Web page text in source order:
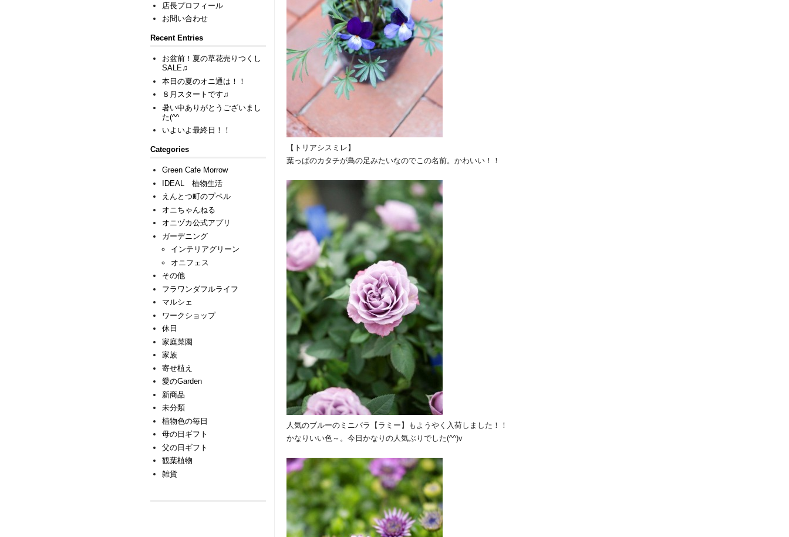
【トリアシスミレ】
葉っぱのカタチが鳥の足みたいなのでこの名前。かわいい！！
人気のブルーのミニバラ【ラミー】もようやく入荷しました！！
かなりいい色～。今日かなりの人気ぶりでした(^^)v
店長プロフィール
お問い合わせ
Recent Entries
お盆前！夏の草花売りつくし
SALE♫
本日の夏のオニ通は！！
８月スタートです♫
暑い中ありがとうございまし
た(^^ゞ
いよいよ最終日！！
Categories
Green Cafe Morrow
IDEAL 植物生活
えんとつ町のプペル
オニちゃんねる
オニヅカ公式アプリ
ガーデニング
インテリアグリーン
オニフェス
その他
フラワンダフルライフ
マルシェ
ワークショップ
休日
家庭菜園
家族
寄せ植え
愛のGarden
新商品
未分類
植物色の毎日
母の日ギフト
父の日ギフト
観葉植物
雑貨